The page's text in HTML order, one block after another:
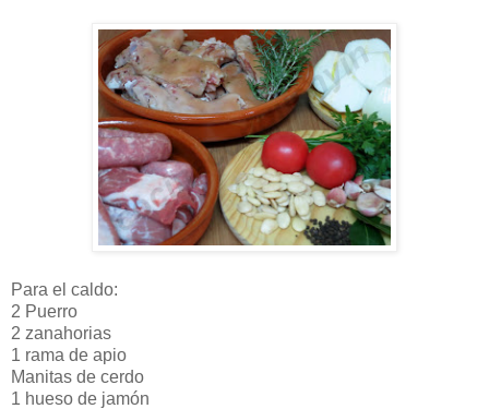
Para el caldo:
2 Puerro
2 zanahorias
1 rama de apio
Manitas de cerdo
1 hueso de jamón